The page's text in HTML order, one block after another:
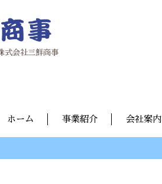
式会社三鮮商事
ホーム 事業紹介 会社案内